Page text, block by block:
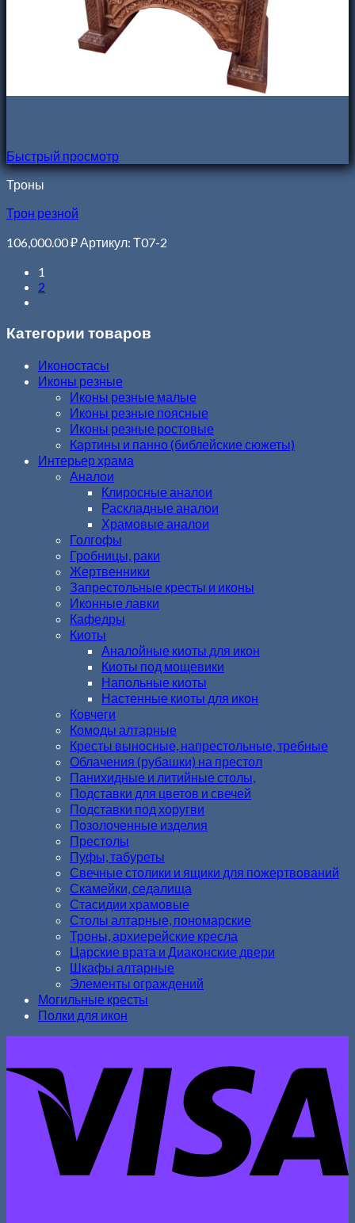
Быстрый просмотр
Троны
Трон резной
106,000.00₽Артикул: Т07-2
1
2
Категории товаров
Иконостасы
Иконы резные
Иконы резные малые
Иконы резные поясные
Иконы резные ростовые
Картины и панно (библейские сюжеты)
Интерьер храма
Аналои
Клиросные аналои
Раскладные аналои
Храмовые аналои
Голгофы
Гробницы, раки
Жертвенники
Запрестольные кресты и иконы
Иконные лавки
Кафедры
Киоты
Аналойные киоты для икон
Киоты под мощевики
Напольные киоты
Настенные киоты для икон
Ковчеги
Комоды алтарные
Кресты выносные, напрестольные, требные
Облачения (рубашки) на престол
Панихидные и литийные столы,
Подставки для цветов и свечей
Подставки под хоругви
Позолоченные изделия
Престолы
Пуфы, табуреты
Свечные столики и ящики для пожертвований
Скамейки, седалища
Стасидии храмовые
Столы алтарные, пономарские
Троны, архиерейские кресла
Царские врата и Диаконские двери
Шкафы алтарные
Элементы ограждений
Могильные кресты
Полки для икон